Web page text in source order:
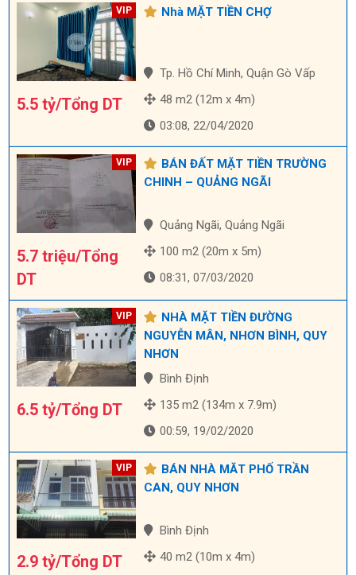
5.5 tỷ/Tổng DT
Nhà MẶT TIỀN CHỢ
Tp. Hồ Chí Minh, Quận Gò Vấp
48 m2 (12m x 4m)
03:08, 22/04/2020
5.7 triệu/Tổng
DT
BÁN ĐẤT MẶT TIỀN TRƯỜNG
CHINH – QUẢNG NGÃI
Quảng Ngãi, Quảng Ngãi
100 m2 (20m x 5m)
08:31, 07/03/2020
6.5 tỷ/Tổng DT
NHÀ MẶT TIỀN ĐƯỜNG
NGUYỄN MÂN, NHƠN BÌNH, QUY
NHƠN
Bình Định
135 m2 (134m x 7.9m)
00:59, 19/02/2020
2.9 tỷ/Tổng DT
BÁN NHÀ MĂT PHỐ TRẦN
CAN, QUY NHƠN
Bình Định
40 m2 (10m x 4m)